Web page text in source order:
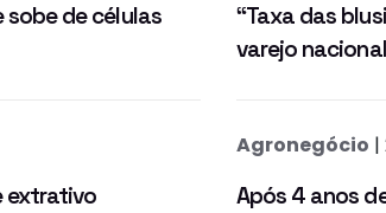
de células
extrativo
“Taxa das
varejo nacional
Agronegócio |
Após 4 anos